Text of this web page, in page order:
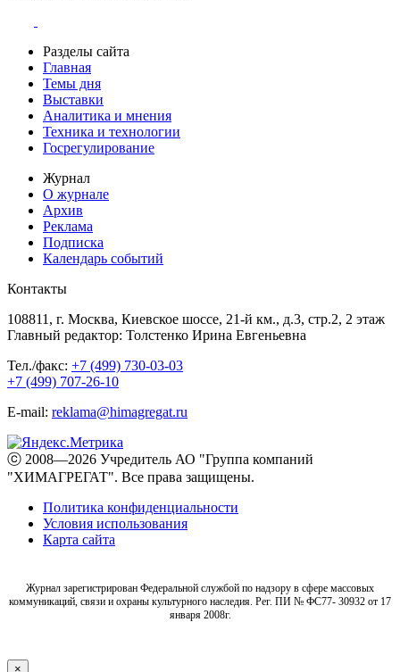
Разделы сайта
Главная
Темы дня
Выставки
Аналитика и мнения
Техника и технологии
Госрегулирование
Журнал
О журнале
Архив
Реклама
Подписка
Календарь событий
Контакты
108811, г. Москва, Киевское шоссе, 21-й км., д.3, стр.2, 2 этаж
Главный редактор: Толстенко Ирина Евгеньевна
Тел./факс: +7 (499) 730-03-03
+7 (499) 707-26-10
E-mail: reklama@himagregat.ru
ⓒ 2008—2026 Учредитель АО "Группа компаний
"ХИМАГРЕГАТ". Все права защищены.
Политика конфиденциальности
Условия использования
Карта сайта
Журнал зарегистрирован Федеральной службой по надзору в сфере массовых
коммуникаций, связи и охраны культурного наследия. Рег. ПИ № ФС77- 30932 от 17
января 2008г.
×